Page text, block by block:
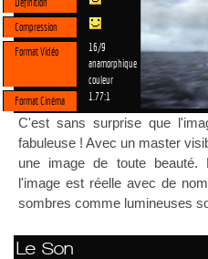
Définition
Compression
Format Vidéo
16/9
anamorphique
couleur
Format Cinéma
1.77:1
C'est sans surprise que
fabuleuse ! Avec un master
une image de toute beauté.
l'image est réelle avec de
sombres comme lumineuses
Le Son